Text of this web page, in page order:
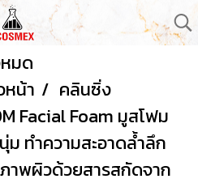
มด
หน้า
คลินซิ่ง
Facial Foam มูสโฟม
ทำความสะอาดล้ำลึก
าพผิวด้วยสารสกัดจาก